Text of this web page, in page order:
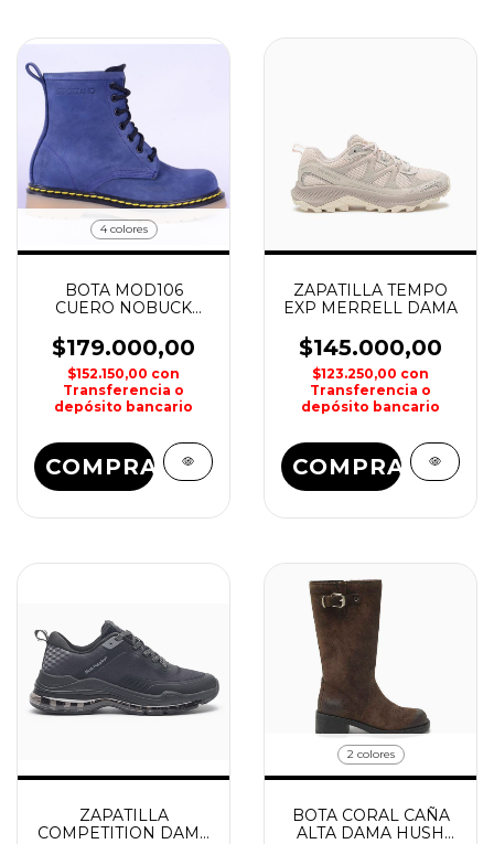
4 colores
BOTA MOD106
CUERO NOBUCK
ROZZANO
$179.000,00
$152.150,00 con
Transferencia o
depósito bancario
COMPRAR
ZAPATILLA TEMPO
EXP MERRELL DAMA
$145.000,00
$123.250,00 con
Transferencia o
depósito bancario
COMPRAR
ZAPATILLA
COMPETITION DAMA
2 colores
BOTA CORAL CAÑA
ALTA DAMA HUSH